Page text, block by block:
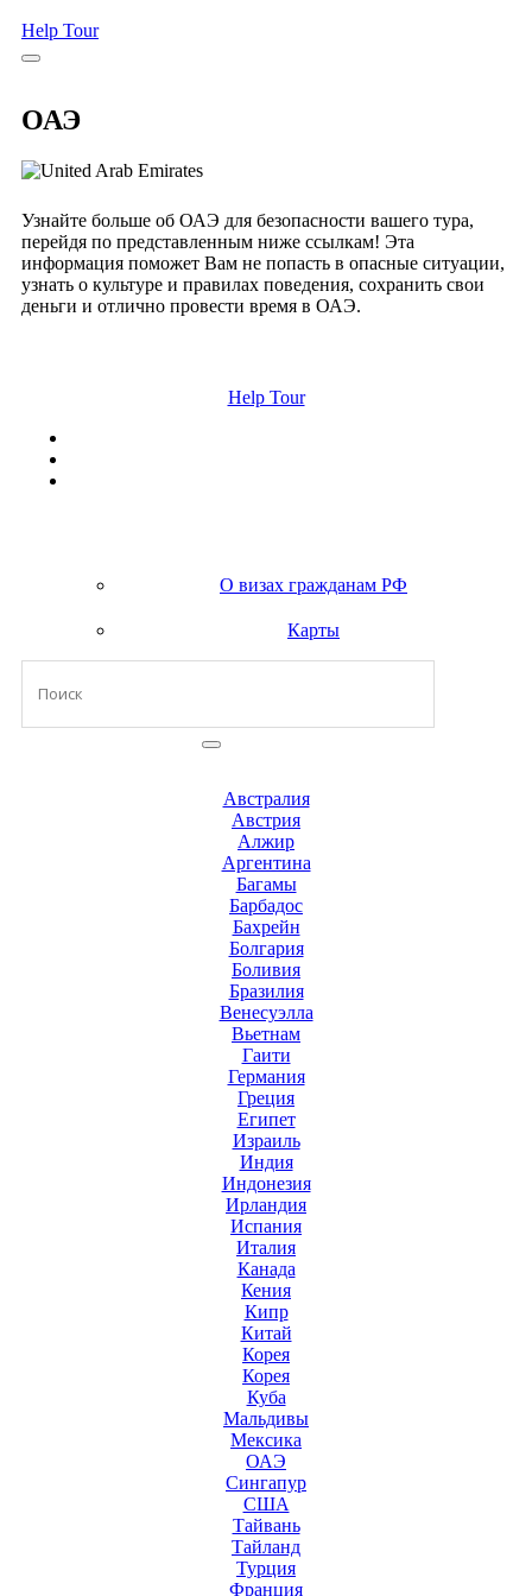
Help Tour
ОАЭ
Узнайте больше об ОАЭ для безопасности вашего тура,
перейдя по представленным ниже ссылкам! Эта
информация поможет Вам не попасть в опасные ситуации,
узнать о культуре и правилах поведения, сохранить свои
деньги и отлично провести время в ОАЭ.
Help Tour
О визах гражданам РФ
Карты
Австралия
Австрия
Алжир
Аргентина
Багамы
Барбадос
Бахрейн
Болгария
Боливия
Бразилия
Венесуэлла
Вьетнам
Гаити
Германия
Греция
Египет
Израиль
Индия
Индонезия
Ирландия
Испания
Италия
Канада
Кения
Кипр
Китай
Корея
Корея
Куба
Мальдивы
Мексика
ОАЭ
Сингапур
США
Тайвань
Тайланд
Турция
Франция